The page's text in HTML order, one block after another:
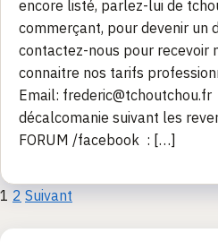
encore listé, parlez-lui de
commerçant, pour devenir un
contactez-nous pour recevoir
connaitre nos tarifs
Email:
décalcomanie suivant les
FORUM /facebook : […]
Pagination
des
1 2 Suivant